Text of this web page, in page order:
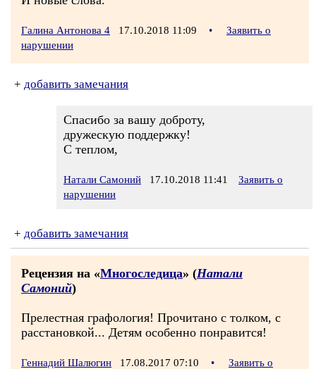
Галина Антонова 4 17.10.2018 11:09 •
Заявить о
нарушении
+ добавить замечания
Спасибо за вашу доброту,
дружескую поддержку!
С теплом,
Натали Самоний 17.10.2018 11:41
Заявить о
нарушении
+ добавить замечания
Рецензия на «Многоследица» (Натали
Самоний)
Прелестная графология! Прочитано с толком, с
расстановкой... Детям особенно понравится!
Геннадий Шалюгин 17.08.2017 07:10 •
Заявить о